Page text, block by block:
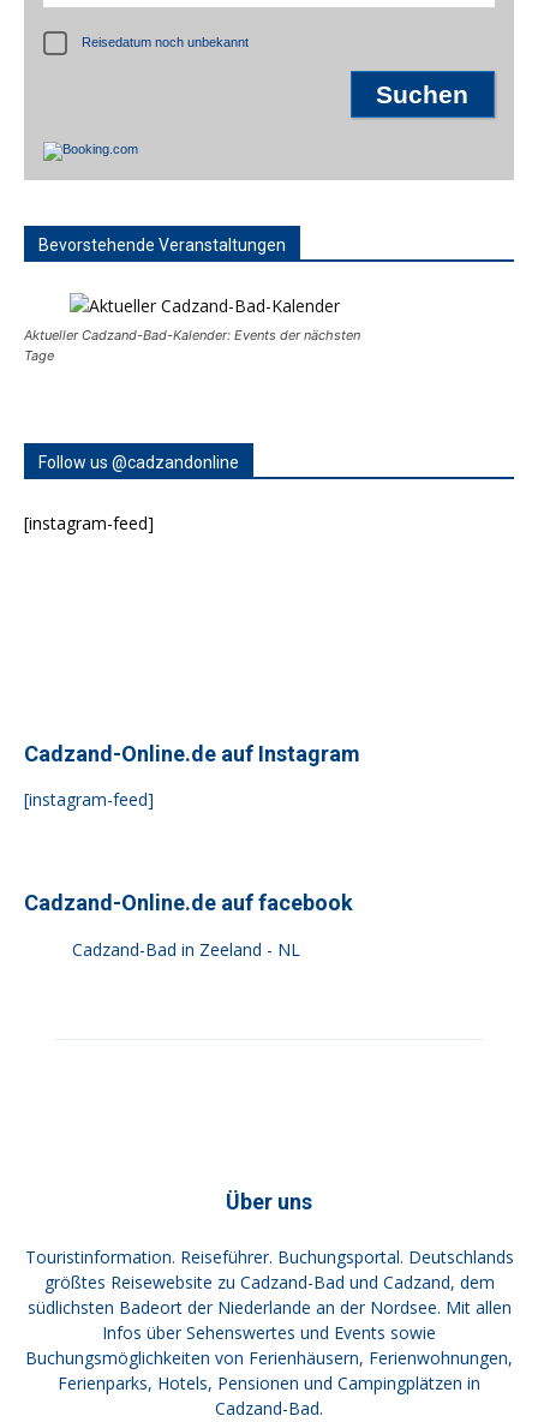
Reisedatum noch unbekannt
Bevorstehende Veranstaltungen
Aktueller Cadzand-Bad-Kalender: Events der nächsten
Tage
Follow us @cadzandonline
[instagram-feed]
Cadzand-Online.de auf Instagram
[instagram-feed]
Cadzand-Online.de auf facebook
Cadzand-Bad in Zeeland - NL
Über uns
Touristinformation. Reiseführer. Buchungsportal. Deutschlands
größtes Reisewebsite zu Cadzand-Bad und Cadzand, dem
südlichsten Badeort der Niederlande an der Nordsee. Mit allen
Infos über Sehenswertes und Events sowie
Buchungsmöglichkeiten von Ferienhäusern, Ferienwohnungen,
Ferienparks, Hotels, Pensionen und Campingplätzen in
Cadzand-Bad.